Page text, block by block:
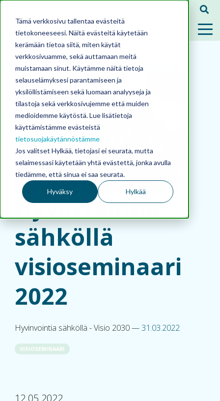
Tämä verkkosivu tallentaa evästeitä
tietokoneeseesi. Näitä evästeitä käytetään
kerämään tietoa siitä, miten käytät
verkkosivuamme, sekä auttamaan meitä
muistamaan sinut. Käytämme näitä tietoja
selauselämyksesi parantamiseen ja
yksilöllistämiseen sekä luomaan analyyseja ja
tilastoja sekä verkkosivujemme että muiden
medioidemme käytöstä. Lue lisätietoja
käyttämistämme evästeistä
tietosuojakäytännöstämme
Jos valitset Hylkää, tietojasi ei seurata, mutta
selaimessasi käytetään yhtä evästettä, jonka avulla
tiedämme, että sinua ei saa seurata.
Hyväksy Hylkää
Hyvinvointia
sähköllä
visioseminaari
2022
Hyvinvointia sähköllä - Visio 2030— 31.03.2022
VISIOSEMINAARI